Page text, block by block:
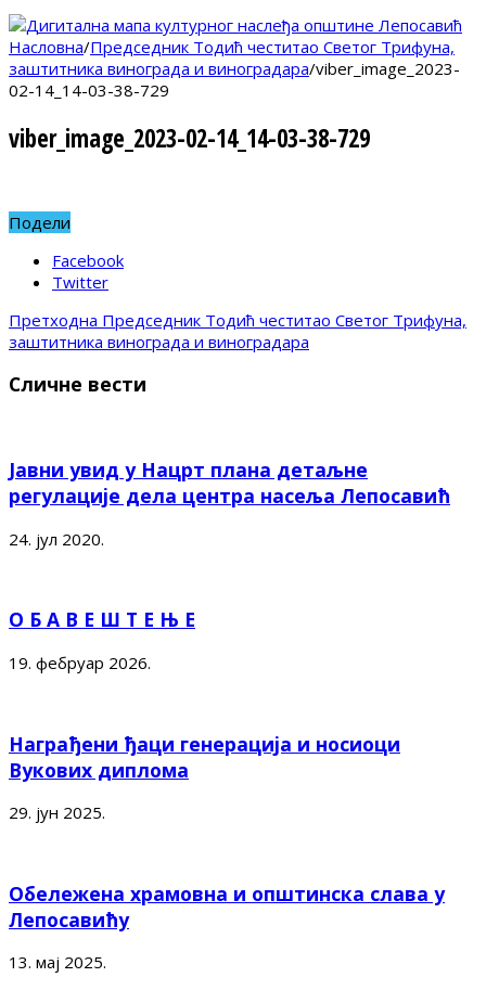
Насловна/Председник Тодић честитао Светог Трифуна,
заштитника винограда и виноградара/viber_image_2023-
02-14_14-03-38-729
viber_image_2023-02-14_14-03-38-729
Подели
Facebook
Twitter
Претходна Председник Тодић честитао Светог Трифуна,
заштитника винограда и виноградара
Сличне вести
Јавни увид у Нацрт плана детаљне
регулације дела центра насеља Лепосавић
24. јул 2020.
О Б А В Е Ш Т Е Њ Е
19. фебруар 2026.
Награђени ђаци генерација и носиоци
Вукових диплома
29. јун 2025.
Обележена храмовна и општинска слава у
Лепосавићу
13. мај 2025.